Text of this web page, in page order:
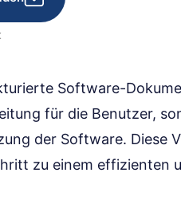
Software-
für die Benutzer,
der Software. Diese
zu einem effizienten